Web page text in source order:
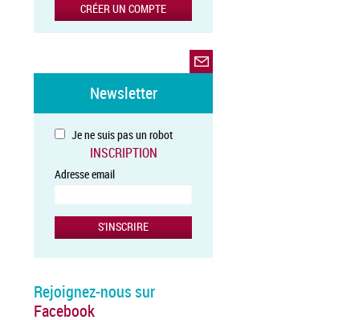
CRÉER UN COMPTE
Newsletter
Je ne suis pas un robot
INSCRIPTION
Adresse email
Rejoignez-nous sur
Facebook